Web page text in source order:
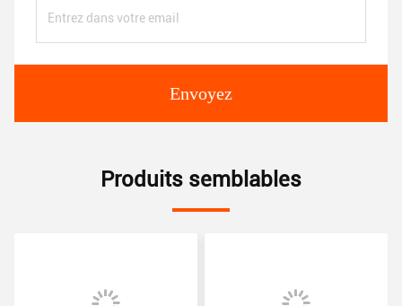
Envoyez
Produits semblables